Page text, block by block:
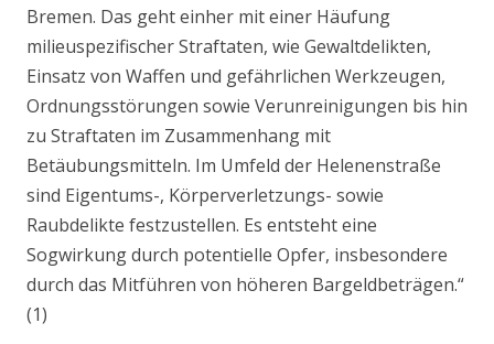
Bremen. Das geht einher mit einer Häufung
milieuspezifischer Straftaten, wie Gewaltdelikten,
Einsatz von Waffen und gefährlichen Werkzeugen,
Ordnungsstörungen sowie Verunreinigungen bis hin
zu Straftaten im Zusammenhang mit
Betäubungsmitteln. Im Umfeld der Helenenstraße
sind Eigentums-, Körperverletzungs- sowie
Raubdelikte festzustellen. Es entsteht eine
Sogwirkung durch potentielle Opfer, insbesondere
durch das Mitführen von höheren Bargeldbeträgen.“
(1)